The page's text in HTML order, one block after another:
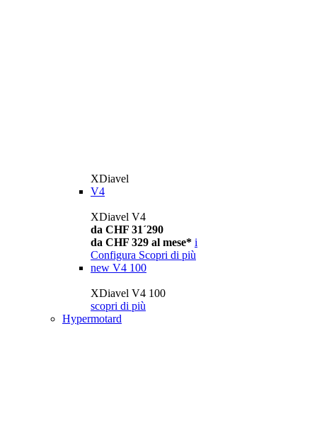
XDiavel
V4
XDiavel V4
da CHF 31´290
da CHF 329 al mese* i
Configura Scopri di più
new V4 100
XDiavel V4 100
scopri di più
Hypermotard